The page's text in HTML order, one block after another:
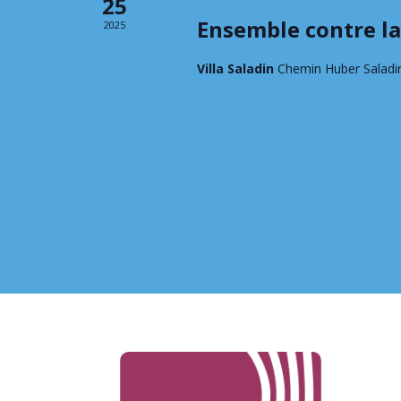
2025 Ensemble contre
Villa Saladin Chemin Huber